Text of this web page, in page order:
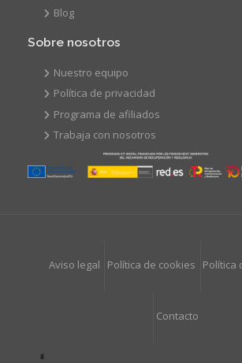
Blog
Sobre nosotros
Nuestro equipo
Política de privacidad
Programa de afiliados
Trabaja con nosotros
Aviso legal Política de cookies Política
Contacto